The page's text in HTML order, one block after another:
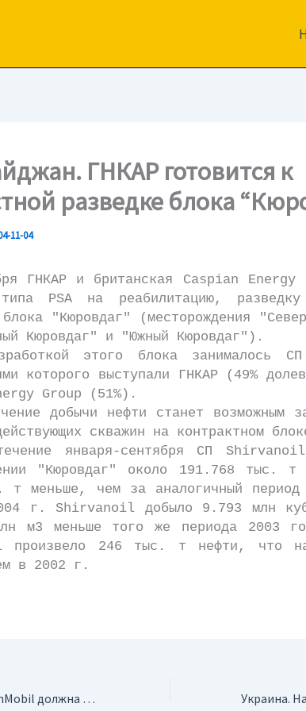
ГНКАР готовится к
разведке блока
11-04
ГНКАР и британская Casрian Energy
PSA на реабилитацию,
блока "Кюровдаг" (месторождения
Кюровдаг" и "Южный Кюровдаг").
этого блока занималось
которого выступали ГНКАР (49%
Grouр (51%).
добычи нефти станет возможным
скважин на контрактном
января-сентября СП Shirvanoil
"Кюровдаг" около 191.768 тыс.
т меньше, чем за аналогичный
г. Shirvanoil добыло 9.793 млн
м3 меньше того же периода 2003
произвело 246 тыс. т нефти, что
в 2002 г.
Азербайджан. ExxonMobil должна пробурить еще одну скважину, считает H.Алиев